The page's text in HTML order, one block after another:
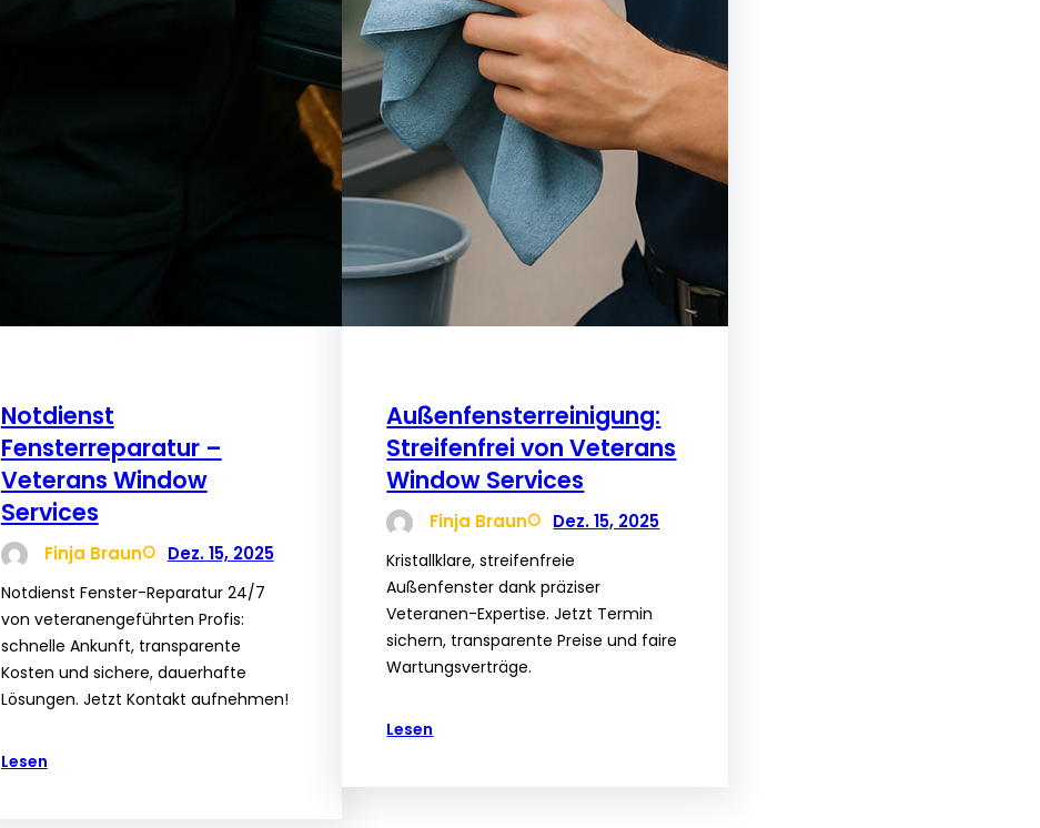
Notdienst
Fensterreparatur –
Veterans Window
Services
Finja Braun Dez. 15, 2025
Notdienst Fenster-Reparatur 24/7
von veteranengeführten Profis:
schnelle Ankunft, transparente
Kosten und sichere, dauerhafte
Lösungen. Jetzt Kontakt aufnehmen!
Lesen
Außenfensterreinigung:
Streifenfrei von Veterans
Window Services
Finja Braun Dez. 15, 2025
Kristallklare, streifenfreie
Außenfenster dank präziser
Veteranen-Expertise. Jetzt Termin
sichern, transparente Preise und faire
Wartungsverträge.
Lesen